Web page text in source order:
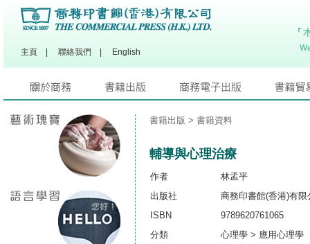
主頁 聯絡我們 English
書籍出版 > 書籍資料
輔導與心理治療
作者
林孟平
出版社
商務印書館(香港)有限
ISBN
9789620761065
分類
心理學 > 應用心理學